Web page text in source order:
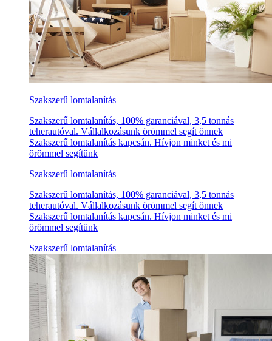
Szakszerű lomtalanítás
Szakszerű lomtalanítás, 100% garanciával, 3,5 tonnás
teherautóval. Vállalkozásunk örömmel segít önnek
Szakszerű lomtalanítás kapcsán. Hívjon minket és mi
örömmel segítünk
Szakszerű lomtalanítás
Szakszerű lomtalanítás, 100% garanciával, 3,5 tonnás
teherautóval. Vállalkozásunk örömmel segít önnek
Szakszerű lomtalanítás kapcsán. Hívjon minket és mi
örömmel segítünk
Szakszerű lomtalanítás